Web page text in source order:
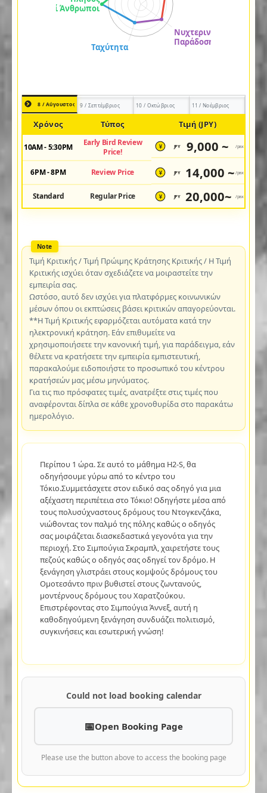
8 / Αύγουστος 9 / Σεπτέμβριος 10 / Οκτώβριος 11 / Νοέμβριος
Χρόνος Τύπος Τιμή (JPY)
10AM - 5:30PM
Early Bird Review
Price!
¥ JPY 9,000 ~ /pax
6PM - 8PM Review Price ¥ JPY 14,000 ~ /pax
Standard Regular Price ¥ JPY 20,000~ /pax
Τιμή Κριτικής / Τιμή Πρώιμης Κράτησης Κριτικής / Η Τιμή
Κριτικής ισχύει όταν σχεδιάζετε να μοιραστείτε την
εμπειρία σας.
Ωστόσο, αυτό δεν ισχύει για πλατφόρμες κοινωνικών
μέσων όπου οι εκπτώσεις βάσει κριτικών απαγορεύονται.
**Η Τιμή Κριτικής εφαρμόζεται αυτόματα κατά την
ηλεκτρονική κράτηση. Εάν επιθυμείτε να
χρησιμοποιήσετε την κανονική τιμή, για παράδειγμα, εάν
θέλετε να κρατήσετε την εμπειρία εμπιστευτική,
παρακαλούμε ειδοποιήστε το προσωπικό του κέντρου
κρατήσεών μας μέσω μηνύματος.
Για τις πιο πρόσφατες τιμές, ανατρέξτε στις τιμές που
αναφέρονται δίπλα σε κάθε χρονοθυρίδα στο παρακάτω
ημερολόγιο.
Περίπου 1 ώρα. Σε αυτό το μάθημα H2-S, θα
οδηγήσουμε γύρω από το κέντρο του
Τόκιο.Συμμετάσχετε στον ειδικό σας οδηγό για μια
αξέχαστη περιπέτεια στο Τόκιο! Οδηγήστε μέσα από
τους πολυσύχναστους δρόμους του Ντογκενζάκα,
νιώθοντας τον παλμό της πόλης καθώς ο οδηγός
σας μοιράζεται διασκεδαστικά γεγονότα για την
περιοχή. Στο Σιμπούγια Σκραμπλ, χαιρετήστε τους
πεζούς καθώς ο οδηγός σας οδηγεί τον δρόμο. Η
ξενάγηση γλιστράει στους κομψούς δρόμους του
Ομοτεσάντο πριν βυθιστεί στους ζωντανούς,
μοντέρνους δρόμους του Χαρατζούκου.
Επιστρέφοντας στο Σιμπούγια Άννεξ, αυτή η
καθοδηγούμενη ξενάγηση συνδυάζει πολιτισμό,
συγκινήσεις και εσωτερική γνώση!
Could not load booking calendar
Open Booking Page
Please use the button above to access the booking page